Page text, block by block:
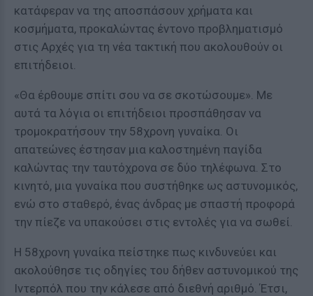
κατάφεραν να της αποσπάσουν χρήματα και
κοσμήματα, προκαλώντας έντονο προβληματισμό
στις Αρχές για τη νέα τακτική που ακολουθούν οι
επιτήδειοι.
«Θα έρθουμε σπίτι σου να σε σκοτώσουμε». Mε
αυτά τα λόγια οι επιτήδειοι προσπάθησαν να
τρομοκρατήσουν την 58χρονη γυναίκα. Οι
απατεώνες έστησαν μια καλοστημένη παγίδα
καλώντας την ταυτόχρονα σε δύο τηλέφωνα. Στο
κινητό, μια γυναίκα που συστήθηκε ως αστυνομικός,
ενώ στο σταθερό, ένας άνδρας με σπαστή προφορά
την πίεζε να υπακούσει στις εντολές για να σωθεί.
Η 58χρονη γυναίκα πείστηκε πως κινδυνεύει και
ακολούθησε τις οδηγίες του δήθεν αστυνομικού της
Ιντερπόλ που την κάλεσε από διεθνή αριθμό. Έτσι,